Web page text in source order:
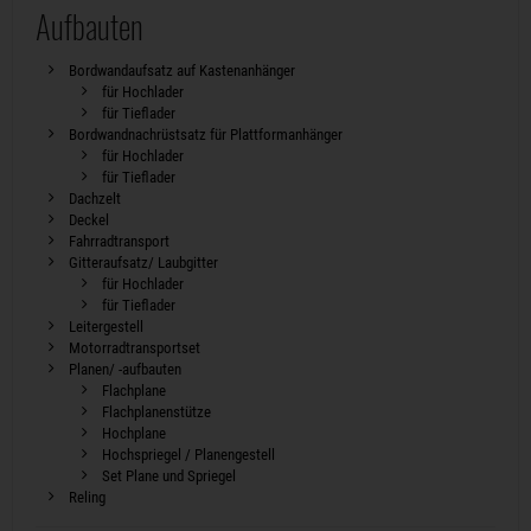
Aufbauten
Bordwandaufsatz auf Kastenanhänger
für Hochlader
für Tieflader
Bordwandnachrüstsatz für Plattformanhänger
für Hochlader
für Tieflader
Dachzelt
Deckel
Fahrradtransport
Gitteraufsatz/ Laubgitter
für Hochlader
für Tieflader
Leitergestell
Motorradtransportset
Planen/ -aufbauten
Flachplane
Flachplanenstütze
Hochplane
Hochspriegel / Planengestell
Set Plane und Spriegel
Reling